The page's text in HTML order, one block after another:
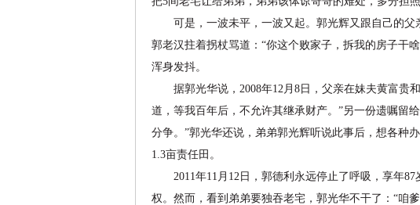
可是，一波未平，一波又起。郭光辉又跟自己的父亲
郭老汉拄着拐杖骂道：“你这个败家子，拆我的房子干
浑身发抖。
据郭光华说，2008年12月8日，父亲在妹夫黄富贵
道，等我百年后，不允许其继承财产。”另一份遗嘱留
分争。”郭光华还说，弟弟郭光辉听说此事后，想各种
1.3亩责任田。
2011年11月12日，郭德利永远停止了呼吸，享年87
权。然而，看到弟弟要独吞老宅，郭光华不干了：“咱